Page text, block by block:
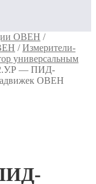
ОВЕН /
/Измерители-
универсальным
— ПИД-
ОВЕН